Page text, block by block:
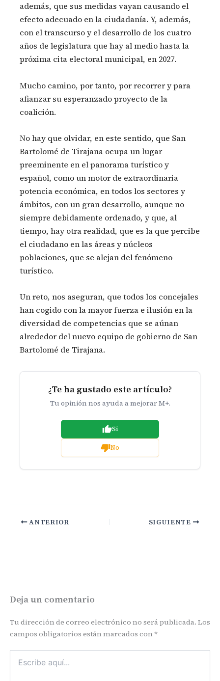
además, que sus medidas vayan causando el
efecto adecuado en la ciudadanía. Y, además,
con el transcurso y el desarrollo de los cuatro
años de legislatura que hay al medio hasta la
próxima cita electoral municipal, en 2027.
Mucho camino, por tanto, por recorrer y para
afianzar su esperanzado proyecto de la
coalición.
No hay que olvidar, en este sentido, que San
Bartolomé de Tirajana ocupa un lugar
preeminente en el panorama turístico y
español, como un motor de extraordinaria
potencia económica, en todos los sectores y
ámbitos, con un gran desarrollo, aunque no
siempre debidamente ordenado, y que, al
tiempo, hay otra realidad, que es la que percibe
el ciudadano en las áreas y núcleos
poblaciones, que se alejan del fenómeno
turístico.
Un reto, nos aseguran, que todos los concejales
han cogido con la mayor fuerza e ilusión en la
diversidad de competencias que se aúnan
alrededor del nuevo equipo de gobierno de San
Bartolomé de Tirajana.
¿Te ha gustado este artículo?
Tu opinión nos ayuda a mejorar M+.
Si
No
ANTERIOR SIGUIENTE
Deja un comentario
Tu dirección de correo electrónico no será publicada. Los
campos obligatorios están marcados con *
aquí...